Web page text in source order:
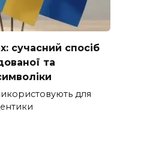
сучасний спосіб
та
для